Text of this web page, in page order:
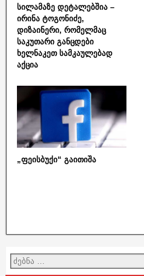
სილამაზე დეტალებშია –
ირინა ტოგონიძე,
დიზაინერი, რომელმაც
საკუთარი განცდები
ხელნაკეთ სამკაულებად
აქცია
„ფეისბუქი“ გაითიშა